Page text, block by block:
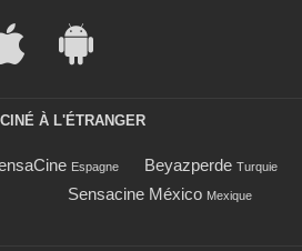
À L'ÉTRANGER
Espagne Beyazperde Turquie
Sensacine México Mexique